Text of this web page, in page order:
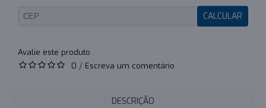
CALCULAR
0 / Escreva um comentário
DESCRIÇÃO